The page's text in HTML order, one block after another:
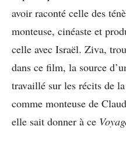
avoir raconté celle des
monteuse, cinéaste et
celle avec Israël. Ziva,
dans ce film, la source
travaillé sur les récits de
comme monteuse de
elle sait donner à ce